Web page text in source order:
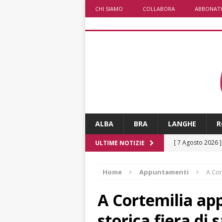
CHI SIAMO COLLABORA ABBONATI
ALBA BRA LANGHE
ULTIME NOTIZIE [ 7 Agosto 2026 ]
[ 7 Agosto 2026
non cancellano
[ 7 Agosto 2026 ]
Home Appuntamenti A
A Cortemilia